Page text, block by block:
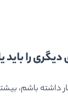
را باید
باشم،